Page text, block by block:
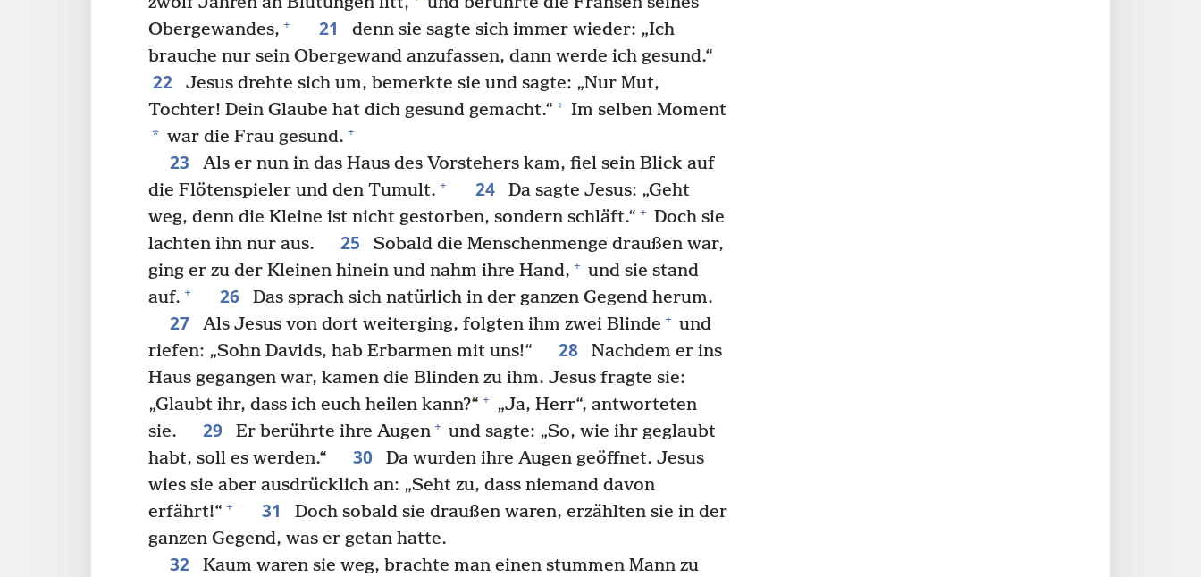
Obergewandes, + 21
denn sie sagte sich immer wieder: „Ich
brauche nur sein Obergewand anzufassen, dann werde ich gesund.“
22
Jesus drehte sich um, bemerkte sie und sagte: „Nur Mut,
Tochter! Dein Glaube hat dich gesund gemacht.“ + Im selben Moment
* war die Frau gesund. +
23
Als er nun in das Haus des Vorstehers kam, fiel sein Blick auf
die Flötenspieler und den Tumult. + 24
Da sagte Jesus: „Geht
weg, denn die Kleine ist nicht gestorben, sondern schläft.“ + Doch sie
lachten ihn nur aus.
25
Sobald die Menschenmenge draußen war,
ging er zu der Kleinen hinein und nahm ihre Hand, + und sie stand
auf. + 26 Das sprach sich natürlich in der ganzen Gegend herum.
27 Als Jesus von dort weiterging, folgten ihm zwei Blinde + und
riefen: „Sohn Davids, hab Erbarmen mit uns!“
28
Nachdem er ins
Haus gegangen war, kamen die Blinden zu ihm. Jesus fragte sie:
„Glaubt ihr, dass ich euch heilen kann?“ + „Ja, Herr“, antworteten
sie.
29 Er berührte ihre Augen + und sagte: „So, wie ihr geglaubt
habt, soll es werden.“
30
Da wurden ihre Augen geöffnet. Jesus
wies sie aber ausdrücklich an: „Seht zu, dass niemand davon
erfährt!“ + 31
Doch sobald sie draußen waren, erzählten sie in der
ganzen Gegend, was er getan hatte.
32
Kaum waren sie weg, brachte man einen stummen Mann zu